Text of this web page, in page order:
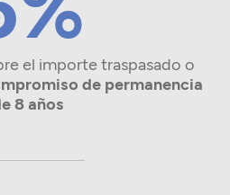
el importe traspasado o
de permanencia
8 años